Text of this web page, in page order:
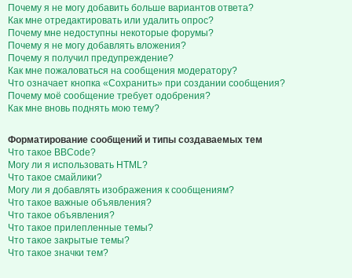
Почему я не могу добавить больше вариантов ответа?
Как мне отредактировать или удалить опрос?
Почему мне недоступны некоторые форумы?
Почему я не могу добавлять вложения?
Почему я получил предупреждение?
Как мне пожаловаться на сообщения модератору?
Что означает кнопка «Сохранить» при создании сообщения?
Почему моё сообщение требует одобрения?
Как мне вновь поднять мою тему?
Форматирование сообщений и типы создаваемых тем
Что такое BBCode?
Могу ли я использовать HTML?
Что такое смайлики?
Могу ли я добавлять изображения к сообщениям?
Что такое важные объявления?
Что такое объявления?
Что такое прилепленные темы?
Что такое закрытые темы?
Что такое значки тем?